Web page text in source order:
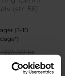
(str. 56)
(3-10
925,00 kr
kr
740,00 kr